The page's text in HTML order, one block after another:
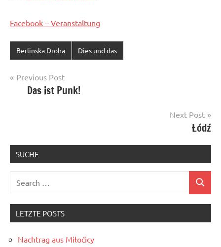
Facebook – Veranstaltung
Berlinska Droha Dies und das
Post
navigation
Previous Post
Das ist Punk!
Next Post
Łódź
SUCHE
Search
LETZTE POSTS
Nachtrag aus Miłoćicy